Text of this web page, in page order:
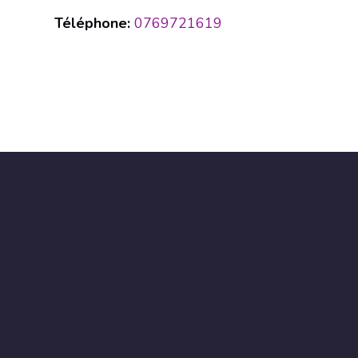
Téléphone: 0769721619